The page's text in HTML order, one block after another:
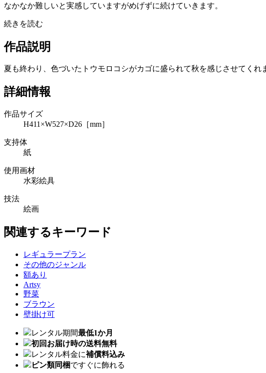
なかなか難しいと実感していますがめげずに続けていきます。
続きを読む
作品説明
夏も終わり、色づいたトウモロコシがカゴに盛られて秋を感じさせてくれ
詳細情報
作品サイズ
H411×W527×D26［mm］
支持体
紙
使用画材
水彩絵具
技法
絵画
関連するキーワード
レギュラープラン
その他のジャンル
額あり
Artsy
野菜
ブラウン
壁掛け可
レンタル期間最低1か月
初回お届け時の送料無料
レンタル料金に補償料込み
ピン類同梱ですぐに飾れる